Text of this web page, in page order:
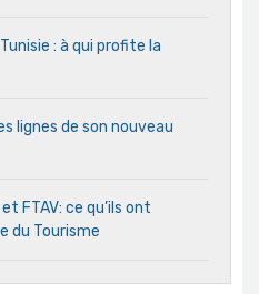
: à qui profite la
lignes de son nouveau
FTAV: ce qu’ils ont
du Tourisme